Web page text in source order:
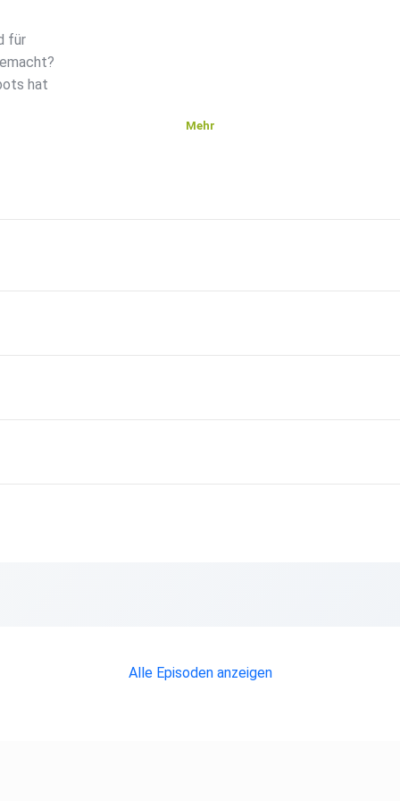
für
hat
2026-in-duesseldorf
2026-inspiration-fuers-ganze-jahr
Mehr
Alle Episoden anzeigen